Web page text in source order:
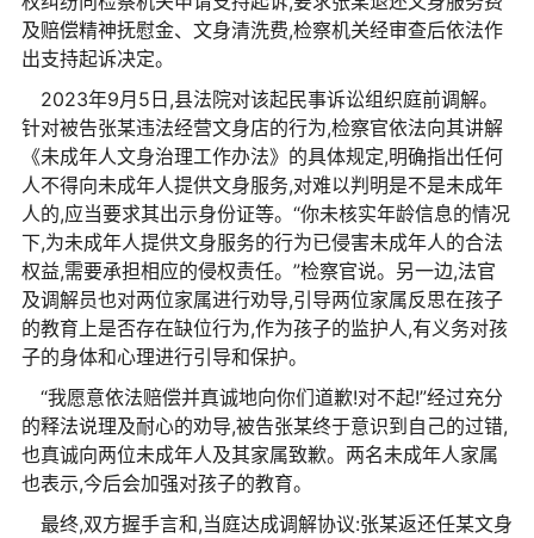
及赔偿精神抚慰金、文身清洗费,检察机关经审查后依法作
出支持起诉决定。
2023年9月5日,县法院对该起民事诉讼组织庭前调解。
针对被告张某违法经营文身店的行为,检察官依法向其讲解
《未成年人文身治理工作办法》的具体规定,明确指出任何
人不得向未成年人提供文身服务,对难以判明是不是未成年
人的,应当要求其出示身份证等。“你未核实年龄信息的情况
下,为未成年人提供文身服务的行为已侵害未成年人的合法
权益,需要承担相应的侵权责任。”检察官说。另一边,法官
及调解员也对两位家属进行劝导,引导两位家属反思在孩子
的教育上是否存在缺位行为,作为孩子的监护人,有义务对孩
子的身体和心理进行引导和保护。
“我愿意依法赔偿并真诚地向你们道歉!对不起!”经过充分
的释法说理及耐心的劝导,被告张某终于意识到自己的过错,
也真诚向两位未成年人及其家属致歉。两名未成年人家属
也表示,今后会加强对孩子的教育。
最终,双方握手言和,当庭达成调解协议:张某返还任某文身